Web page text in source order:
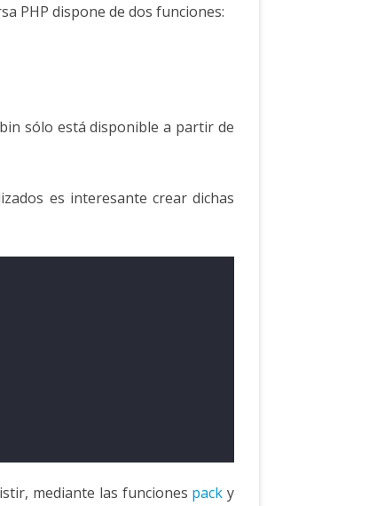
PHP dispone de dos funciones:
sólo está disponible a partir de
es interesante crear dichas
mediante las funciones pack y